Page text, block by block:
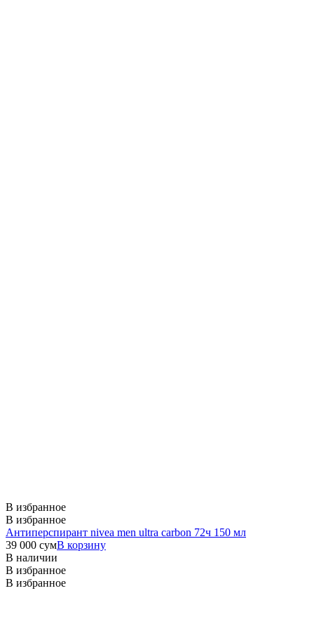
В избранное
В избранное
Антиперспирант nivea men ultra carbon 72ч 150 мл
39 000 сумВ корзину
В наличии
В избранное
В избранное